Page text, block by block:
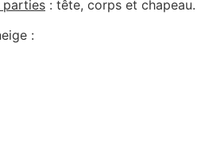
: tête, corps et chapeau.
: